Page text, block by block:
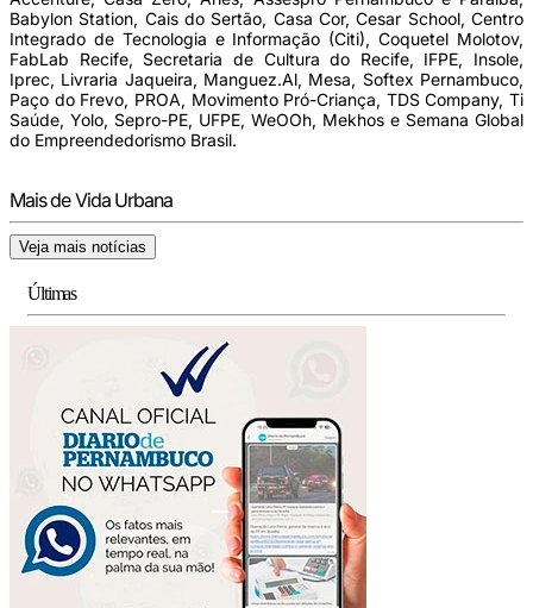
Babylon Station, Cais do Sertão, Casa Cor, Cesar School, Centro
Integrado de Tecnologia e Informação (Citi), Coquetel Molotov,
FabLab Recife, Secretaria de Cultura do Recife, IFPE, Insole,
Iprec, Livraria Jaqueira, Manguez.Al, Mesa, Softex Pernambuco,
Paço do Frevo, PROA, Movimento Pró-Criança, TDS Company, Ti
Saúde, Yolo, Sepro-PE, UFPE, WeOOh, Mekhos e Semana Global
do Empreendedorismo Brasil.
Mais de Vida Urbana
Veja mais notícias
Últimas